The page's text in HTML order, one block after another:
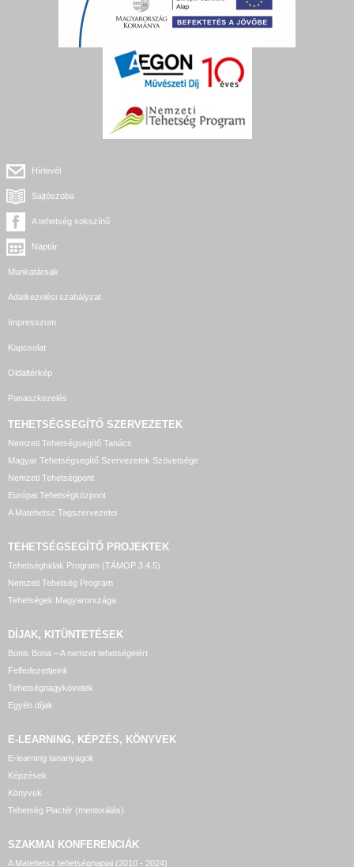
Hírlevél
Sajtószoba
A tehetség sokszínű
Naptár
Munkatársak
Adatkezelési szabályzat
Impresszum
Kapcsolat
Oldaltérkép
Panaszkezelés
TEHETSÉGSEGÍTŐ SZERVEZETEK
Nemzeti Tehetségsegítő Tanács
Magyar Tehetségsegítő Szervezetek Szövetsége
Nemzeti Tehetségpont
Európai Tehetségközpont
A Matehetsz Tagszervezetei
TEHETSÉGSEGÍTŐ PROJEKTEK
Tehetséghidak Program (TÁMOP 3.4.5)
Nemzeti Tehetség Program
Tehetségek Magyarországa
DÍJAK, KITÜNTETÉSEK
Bonis Bona – A nemzet tehetségeiért
Felfedezettjeink
Tehetségnagykövetek
Egyéb díjak
E-LEARNING, KÉPZÉS, KÖNYVEK
E-learning tananyagok
Képzések
Könyvek
Tehetség Piactér (mentorálás)
SZAKMAI KONFERENCIÁK
A Matehetsz tehetségnapjai (2010 - 2024)